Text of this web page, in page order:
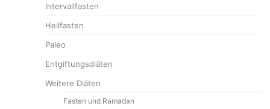
Intervallfasten
Heilfasten
Paleo
Entgiftungsdiäten
Weitere Diäten
Fasten und Ramadan